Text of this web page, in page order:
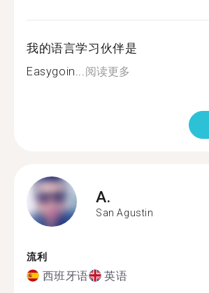
我的语言学习伙伴是
Easygoin...阅读更多
A.
San Agustin
流利
西班牙语 英语